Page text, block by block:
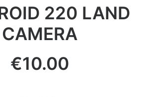
220 LAND
CAMERA
€10.00